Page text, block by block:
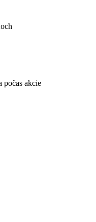
počas akcie